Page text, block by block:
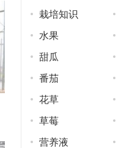
栽培知识
水果
甜瓜
番茄
花草
草莓
营养液